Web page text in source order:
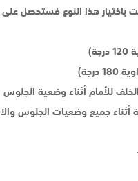
باختيار هذا النوع فستحصل